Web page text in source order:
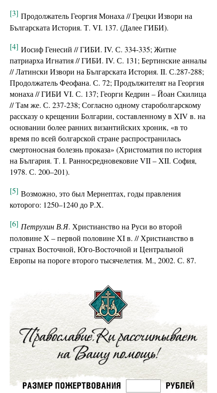
[3] Продолжатель Георгия Монаха // Грецки Извори на
Българската История. Т. VI. 137. (Далее ГИБИ).
[4] Иосиф Генесий // ГИБИ. IV. С. 334-335; Житие
патриарха Игнатия // ГИБИ. IV. С. 131; Бертинские анналы
// Латински Извори на Българската История. II. С.287-288;
Продолжатель Феофана. С. 72; Продължителят на Георгия
монаха // ГИБИ VI. С. 137; Георги Кедрин – Йоан Скилица
// Там же. С. 237-238; Согласно одному староболгарскому
рассказу о крещении Болгарии, составленному в XIV в. на
основании более ранних византийских хроник, «в то
время по всей болгарской стране распространилась
смертоносная болезнь проказа» (Христоматия по история
на България. Т. I. Ранносредновековие VII – XII. София,
1978. С. 200–201).
[5] Возможно, это был Мернептах, годы правления
которого: 1250–1240 до Р.Х.
[6] Петрухин В.Я. Христианство на Руси во второй
половине X – первой половине XI в. // Христианство в
странах Восточной, Юго-Восточной и Центральной
Европы на пороге второго тысячелетия. М., 2002. С. 87.